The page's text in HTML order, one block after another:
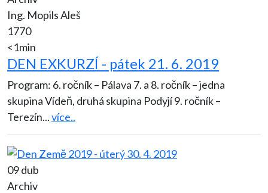
Ing. Mopils Aleš
1770
<1min
DEN EXKURZÍ - pátek 21. 6. 2019
Program: 6. ročník – Pálava 7. a 8. ročník – jedna
skupina Vídeň, druhá skupina Podyjí 9. ročník –
Terezín...více..
09 dub
Archiv